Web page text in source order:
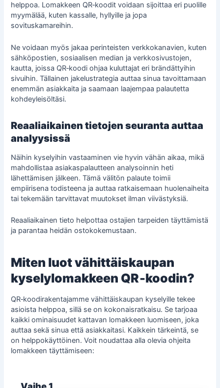
helppoa. Lomakkeen QR‑koodit voidaan sijoittaa eri puolille
myymälää, kuten kassalle, hyllyille ja jopa
sovituskamareihin.
Ne voidaan myös jakaa perinteisten verkkokanavien, kuten
sähköpostien, sosiaalisen median ja verkkosivustojen,
kautta, joissa QR‑koodi ohjaa kuluttajat eri brändättyihin
sivuihin. Tällainen jakelustrategia auttaa sinua tavoittamaan
enemmän asiakkaita ja saamaan laajempaa palautetta
kohdeyleisöltäsi.
Reaaliaikainen tietojen seuranta auttaa
analyysissä
Näihin kyselyihin vastaaminen vie hyvin vähän aikaa, mikä
mahdollistaa asiakaspalautteen analysoinnin heti
lähettämisen jälkeen. Tämä välitön palaute toimii
empiirisena todisteena ja auttaa ratkaisemaan huolenaiheita
tai tekemään tarvittavat muutokset ilman viivästyksiä.
Reaaliaikainen tieto helpottaa ostajien tarpeiden täyttämistä
ja parantaa heidän ostokokemustaan.
Miten luot vähittäiskaupan
kyselylomakkeen QR‑koodin?
QR‑koodirakentajamme vähittäiskaupan kyselyille tekee
asioista helppoa, sillä se on kokonaisratkaisu. Se tarjoaa
kaikki ominaisuudet kattavan lomakkeen luomiseen, joka
auttaa sekä sinua että asiakkaitasi. Kaikkein tärkeintä, se
on helppokäyttöinen. Voit noudattaa alla olevia ohjeita
lomakkeen täyttämiseen: